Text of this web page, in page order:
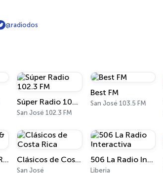
@radiodos
Súper Radio 102.3 FM
San José 102.3 FM
Best FM
San José 103.5 FM
Classics Pop & Rock Clásicos de Costa Rica
San José
506 La Radio Interactiva
Liberia